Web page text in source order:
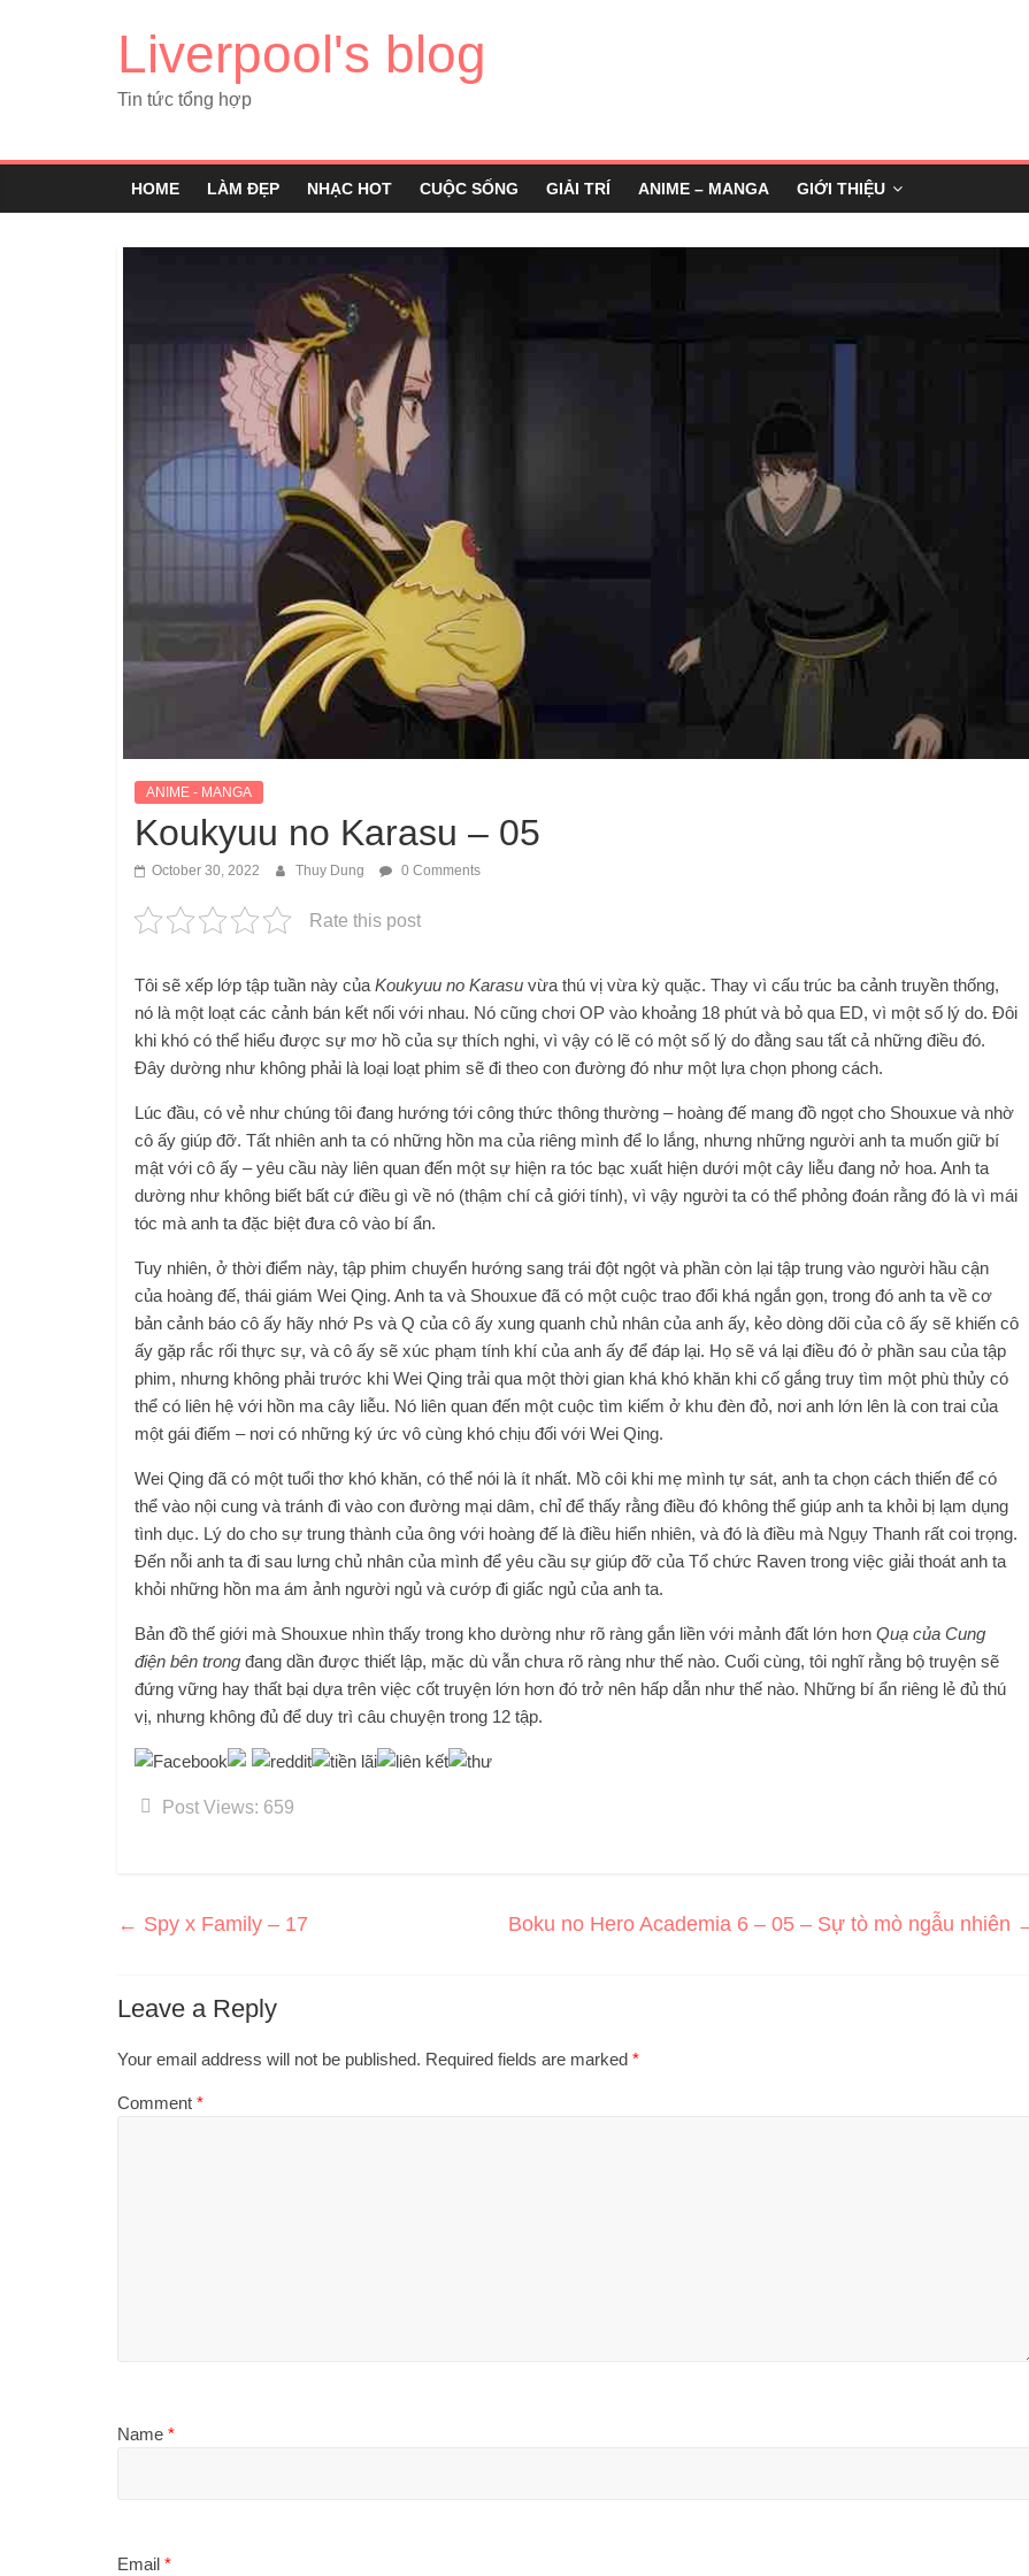
Liverpool's blog
Tin tức tổng hợp
HOME LÀM ĐẸP NHẠC HOT CUỘC SỐNG GIẢI TRÍ ANIME – MANGA GIỚI THIỆU
ANIME - MANGA
Koukyuu no Karasu – 05
October 30, 2022 Thuy Dung 0 Comments
Rate this post
Tôi sẽ xếp lớp tập tuần này của Koukyuu no Karasu vừa thú vị vừa kỳ quặc. Thay vì cấu trúc ba cảnh truyền thống,
nó là một loạt các cảnh bán kết nối với nhau. Nó cũng chơi OP vào khoảng 18 phút và bỏ qua ED, vì một số lý do. Đôi
khi khó có thể hiểu được sự mơ hồ của sự thích nghi, vì vậy có lẽ có một số lý do đằng sau tất cả những điều đó.
Đây dường như không phải là loại loạt phim sẽ đi theo con đường đó như một lựa chọn phong cách.
Lúc đầu, có vẻ như chúng tôi đang hướng tới công thức thông thường – hoàng đế mang đồ ngọt cho Shouxue và nhờ
cô ấy giúp đỡ. Tất nhiên anh ta có những hồn ma của riêng mình để lo lắng, nhưng những người anh ta muốn giữ bí
mật với cô ấy – yêu cầu này liên quan đến một sự hiện ra tóc bạc xuất hiện dưới một cây liễu đang nở hoa. Anh ta
dường như không biết bất cứ điều gì về nó (thậm chí cả giới tính), vì vậy người ta có thể phỏng đoán rằng đó là vì mái
tóc mà anh ta đặc biệt đưa cô vào bí ẩn.
Tuy nhiên, ở thời điểm này, tập phim chuyển hướng sang trái đột ngột và phần còn lại tập trung vào người hầu cận
của hoàng đế, thái giám Wei Qing. Anh ta và Shouxue đã có một cuộc trao đổi khá ngắn gọn, trong đó anh ta về cơ
bản cảnh báo cô ấy hãy nhớ Ps và Q của cô ấy xung quanh chủ nhân của anh ấy, kẻo dòng dõi của cô ấy sẽ khiến cô
ấy gặp rắc rối thực sự, và cô ấy sẽ xúc phạm tính khí của anh ấy để đáp lại. Họ sẽ vá lại điều đó ở phần sau của tập
phim, nhưng không phải trước khi Wei Qing trải qua một thời gian khá khó khăn khi cố gắng truy tìm một phù thủy có
thể có liên hệ với hồn ma cây liễu. Nó liên quan đến một cuộc tìm kiếm ở khu đèn đỏ, nơi anh lớn lên là con trai của
một gái điếm – nơi có những ký ức vô cùng khó chịu đối với Wei Qing.
Wei Qing đã có một tuổi thơ khó khăn, có thể nói là ít nhất. Mồ côi khi mẹ mình tự sát, anh ta chọn cách thiến để có
thể vào nội cung và tránh đi vào con đường mại dâm, chỉ để thấy rằng điều đó không thể giúp anh ta khỏi bị lạm dụng
tình dục. Lý do cho sự trung thành của ông với hoàng đế là điều hiển nhiên, và đó là điều mà Ngụy Thanh rất coi trọng.
Đến nỗi anh ta đi sau lưng chủ nhân của mình để yêu cầu sự giúp đỡ của Tổ chức Raven trong việc giải thoát anh ta
khỏi những hồn ma ám ảnh người ngủ và cướp đi giấc ngủ của anh ta.
Bản đồ thế giới mà Shouxue nhìn thấy trong kho dường như rõ ràng gắn liền với mảnh đất lớn hơn Quạ của Cung
điện bên trong đang dần được thiết lập, mặc dù vẫn chưa rõ ràng như thế nào. Cuối cùng, tôi nghĩ rằng bộ truyện sẽ
đứng vững hay thất bại dựa trên việc cốt truyện lớn hơn đó trở nên hấp dẫn như thế nào. Những bí ẩn riêng lẻ đủ thú
vị, nhưng không đủ để duy trì câu chuyện trong 12 tập.
Post Views: 659
← Spy x Family – 17 Boku no Hero Academia 6 – 05 – Sự tò mò ngẫu nhiên
Leave a Reply
Your email address will not be published. Required fields are marked *
Comment *
Name *
Email *